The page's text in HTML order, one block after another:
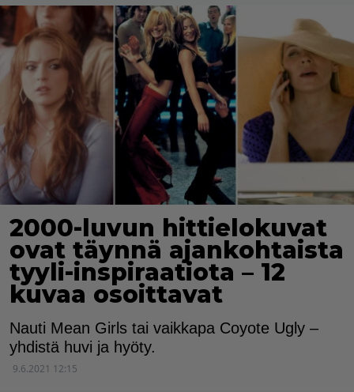
2000-luvun hittielokuvat
ovat täynnä ajankohtaista
tyyli-inspiraatiota – 12
kuvaa osoittavat
Nauti Mean Girls tai vaikkapa Coyote Ugly –
yhdistä huvi ja hyöty.
9.6.2021 12:15